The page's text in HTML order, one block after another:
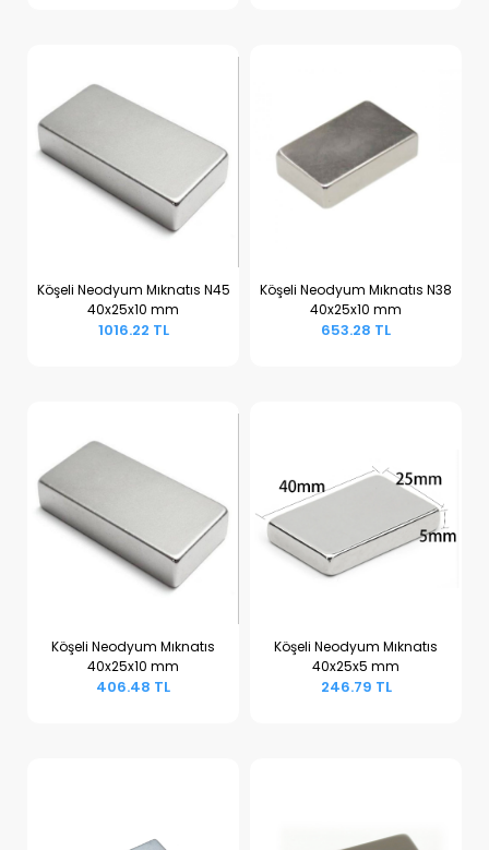
Sepete Ekle
Köşeli Neodyum Mıknatıs N45
40x25x10 mm
1016.22 TL
Sepete Ekle
Köşeli Neodyum Mıknatıs N38
40x25x10 mm
653.28 TL
Sepete Ekle
Köşeli Neodyum Mıknatıs
40x25x10 mm
406.48 TL
Sepete Ekle
Köşeli Neodyum Mıknatıs
40x25x5 mm
246.79 TL